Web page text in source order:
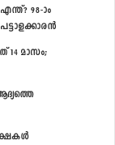
98-ാം
മാസം;